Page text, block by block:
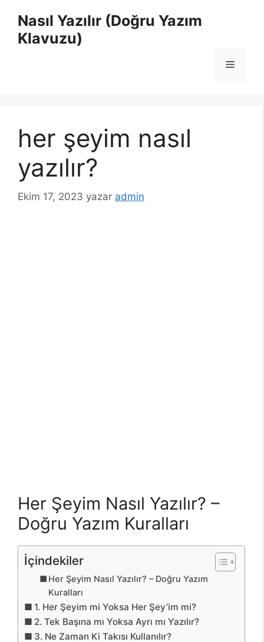
Nasıl Yazılır (Doğru Yazım
Klavuzu)
Menü
her şeyim nasıl
yazılır?
Ekim 17, 2023 yazar admin
Her Şeyim Nasıl Yazılır? –
Doğru Yazım Kuralları
İçindekiler
Her Şeyim Nasıl Yazılır? – Doğru Yazım
Kuralları
1. Her Şeyim mi Yoksa Her Şey’im mi?
2. Tek Başına mı Yoksa Ayrı mı Yazılır?
3. Ne Zaman Ki Takısı Kullanılır?